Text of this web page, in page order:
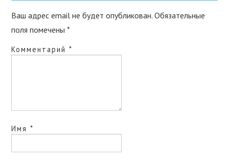
Ваш адрес email не будет опубликован. Обязательные
поля помечены*
Комментарий*
Имя*